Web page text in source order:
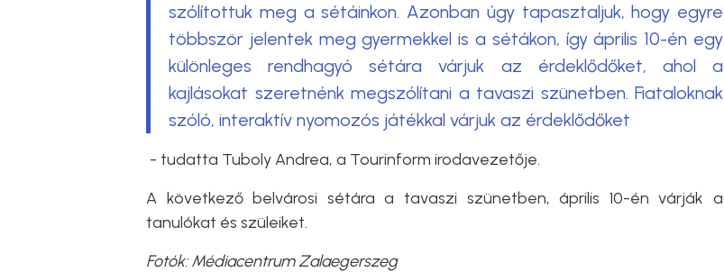
szólítottuk meg a sétáinkon. Azonban úgy tapasztaljuk, hogy egyre
többször jelentek meg gyermekkel is a sétákon, így április 10-én egy
különleges rendhagyó sétára várjuk az érdeklődőket, ahol a
kajlásokat szeretnénk megszólítani a tavaszi szünetben. Fiataloknak
szóló, interaktív nyomozós játékkal várjuk az érdeklődőket
- tudatta Tuboly Andrea, a Tourinform irodavezetője.
A következő belvárosi sétára a tavaszi szünetben, április 10-én várják a
tanulókat és szüleiket.
Fotók: Médiacentrum Zalaegerszeg